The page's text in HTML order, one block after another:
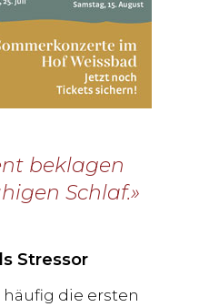
beklagen
Schlaf.»
Stressor
die ersten